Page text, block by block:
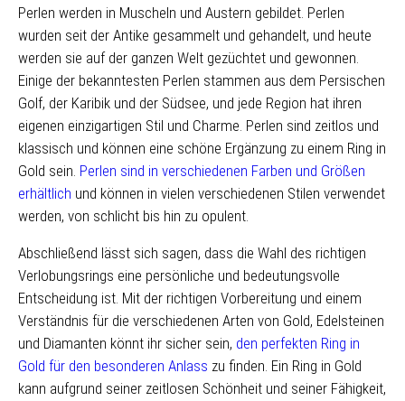
Perlen werden in Muscheln und Austern gebildet. Perlen
wurden seit der Antike gesammelt und gehandelt, und heute
werden sie auf der ganzen Welt gezüchtet und gewonnen.
Einige der bekanntesten Perlen stammen aus dem Persischen
Golf, der Karibik und der Südsee, und jede Region hat ihren
eigenen einzigartigen Stil und Charme. Perlen sind zeitlos und
klassisch und können eine schöne Ergänzung zu einem Ring in
Gold sein. Perlen sind in verschiedenen Farben und Größen
erhältlich und können in vielen verschiedenen Stilen verwendet
werden, von schlicht bis hin zu opulent.
Abschließend lässt sich sagen, dass die Wahl des richtigen
Verlobungsrings eine persönliche und bedeutungsvolle
Entscheidung ist. Mit der richtigen Vorbereitung und einem
Verständnis für die verschiedenen Arten von Gold, Edelsteinen
und Diamanten könnt ihr sicher sein, den perfekten Ring in
Gold für den besonderen Anlass zu finden. Ein Ring in Gold
kann aufgrund seiner zeitlosen Schönheit und seiner Fähigkeit,